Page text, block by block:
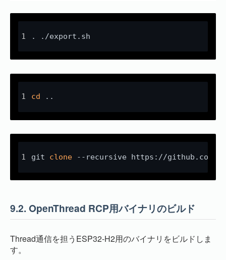
. ./export.sh
cd ..
git clone --recursive https://github.com/
9.2. OpenThread RCP用バイナリのビルド
Thread通信を担うESP32-H2用のバイナリをビルドしま
す。